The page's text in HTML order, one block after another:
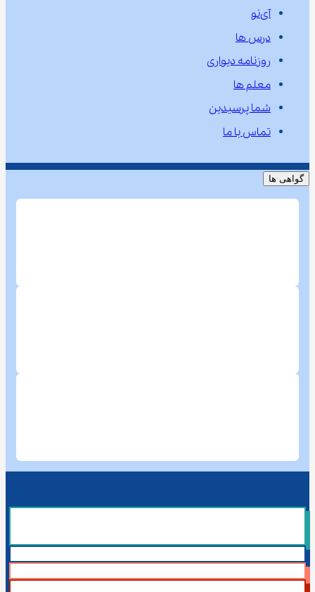
آی‌نو
درس ها
روزنامه دیواری
معلم ها
شما پرسیدین
تماس با ما
گواهی ها